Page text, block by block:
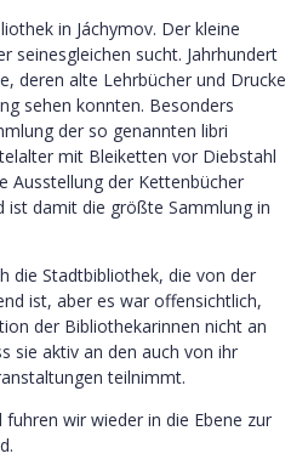
in Jáchymov. Der kleine
seinesgleichen sucht. Jahrhundert
deren alte Lehrbücher und Drucke
sehen konnten. Besonders
der so genannten libri
mit Bleiketten vor Diebstahl
Ausstellung der Kettenbücher
ist damit die größte Sammlung in
die Stadtbibliothek, die von der
ist, aber es war offensichtlich,
der Bibliothekarinnen nicht an
sie aktiv an den auch von ihr
teilnimmt.
wir wieder in die Ebene zur